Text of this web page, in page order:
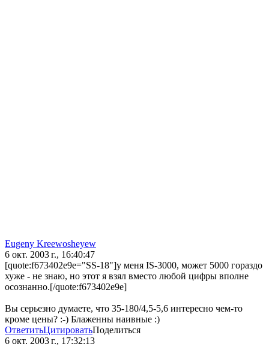
Eugeny Kreewosheyew
6 окт. 2003 г., 16:40:47
[quote:f673402e9e="SS-18"]у меня IS-3000, может 5000 гораздо
хуже - не знаю, но этот я взял вместо любой цифры вполне
осознанно.[/quote:f673402e9e]
Вы серьезно думаете, что 35-180/4,5-5,6 интересно чем-то
кроме цены? :-) Блаженны наивные :)
ОтветитьЦитироватьПоделиться
6 окт. 2003 г., 17:32:13